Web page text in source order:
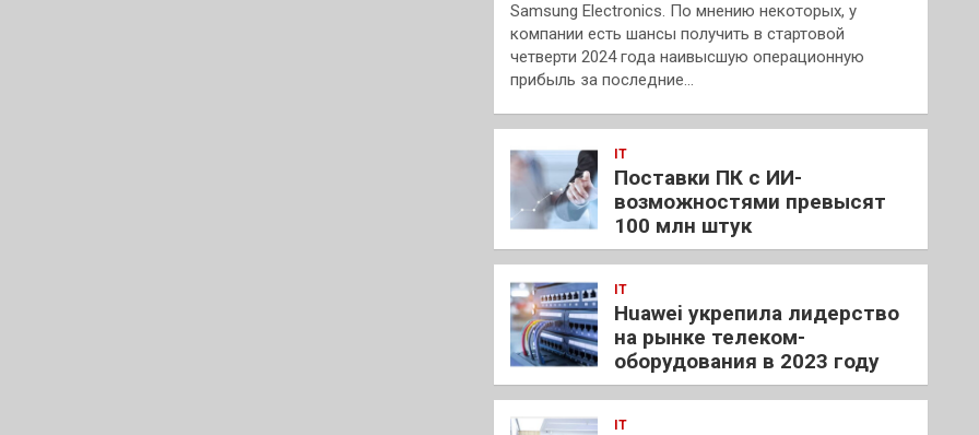
Samsung Electronics. По мнению некоторых, у
компании есть шансы получить в стартовой
четверти 2024 года наивысшую операционную
прибыль за последние…
IT
Поставки ПК с ИИ-
возможностями превысят
100 млн штук
IT
Huawei укрепила лидерство
на рынке телеком-
оборудования в 2023 году
IT